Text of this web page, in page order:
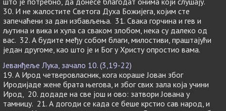
30. И не жалостите Светога Духа Божијега, којим сте
запечаћени за дан избављења. 31. Свака горчина и гев и
љутина и вика и хула са сваком злобом, нека су далеко од
вас. 32. А будите међу собом благи, милостиви, праштајући
један другоме, као што је и Бог у Христу опростио вама.
Јеванђеље Лука, зачало 10. (3,19-22)
19. А Ирод четверовласник, кога кораше Јован због
Иродијаде жене брата његова, и због свих зала која учини
Ирод, 20. додаде на све још и ово: затвори Јована у
тамницу. 21. А догоди се када се беше крстио сав народ, и